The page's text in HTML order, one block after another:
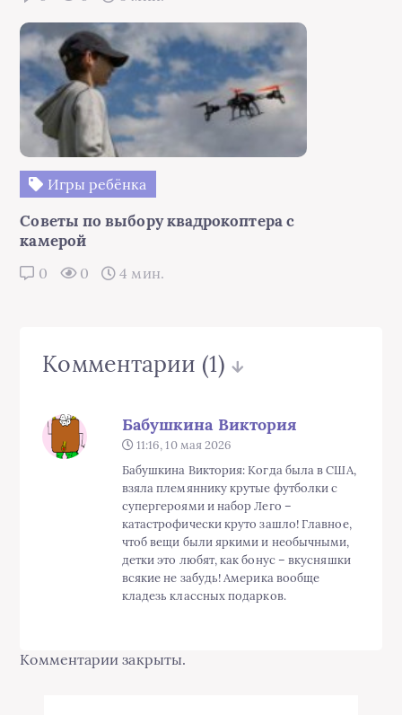
Игры ребёнка
Советы по выбору квадрокоптера с
камерой
0 0 4 мин.
Комментарии (1)
Бабушкина Виктория
11:16, 10 мая 2026
Бабушкина Виктория: Когда была в США,
взяла племяннику крутые футболки с
супергероями и набор Лего –
катастрофически круто зашло! Главное,
чтоб вещи были яркими и необычными,
детки это любят, как бонус – вкусняшки
всякие не забудь! Америка вообще
кладезь классных подарков.
Комментарии закрыты.